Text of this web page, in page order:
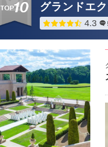
グランドエ
点数
4.3